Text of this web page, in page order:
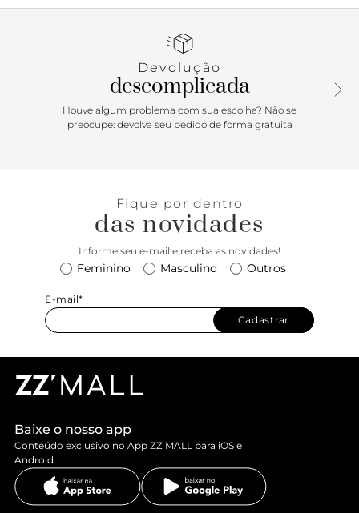
na cintura. Combine com uma blusa de tricot e um par de
altura, 79 de busto e veste 36.
Devolução
descomplicada
Houve algum problema com sua escolha? Não se
preocupe: devolva seu pedido de forma gratuita
Fique por dentro
das novidades
Informe seu e-mail e receba as novidades!
Feminino Masculino Outros
E-mail*
Cadastrar
Baixe o nosso app
Conteúdo exclusivo no App ZZ MALL para iOS e
Android